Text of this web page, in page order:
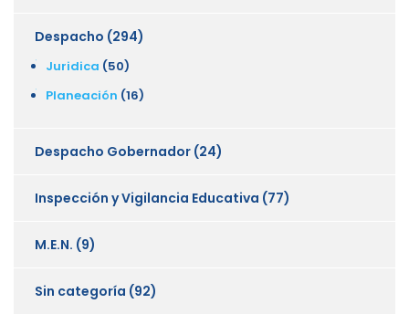
Despacho (294)
Juridica (50)
Planeación (16)
Despacho Gobernador (24)
Inspección y Vigilancia Educativa (77)
M.E.N. (9)
Sin categoría (92)